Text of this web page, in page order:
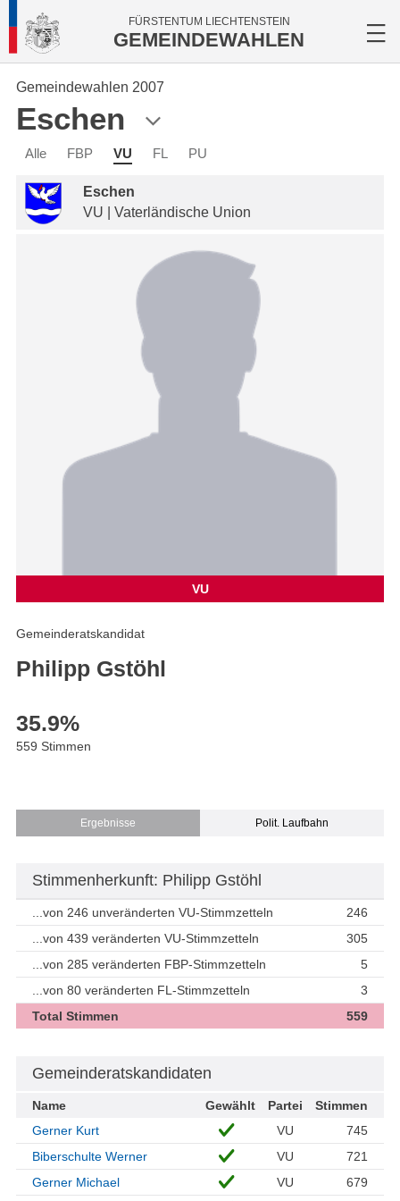
FÜRSTENTUM LIECHTENSTEIN
GEMEINDEWAHLEN
Gemeindewahlen 2007
Eschen
Alle FBP VU FL PU
Eschen
VU | Vaterländische Union
VU
Gemeinderatskandidat
Philipp Gstöhl
35.9%
559 Stimmen
Ergebnisse Polit. Laufbahn
Stimmenherkunft: Philipp Gstöhl
...von 246 unveränderten VU-Stimmzetteln
246
...von 439 veränderten VU-Stimmzetteln
305
...von 285 veränderten FBP-Stimmzetteln
5
...von 80 veränderten FL-Stimmzetteln
3
Total Stimmen
559
Gemeinderatskandidaten
Name Gewählt Partei
Stimmen
Gerner Kurt
VU
745
Biberschulte Werner
VU
721
Gerner Michael
VU 679